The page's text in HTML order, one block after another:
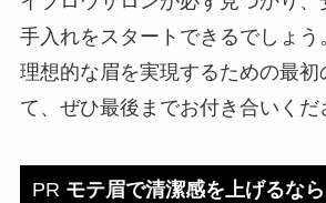
手入れをスタートできるでしょう
理想的な眉を実現するための最初
て、ぜひ最後までお付き合いくだ
PR モテ眉で清潔感を上げるな